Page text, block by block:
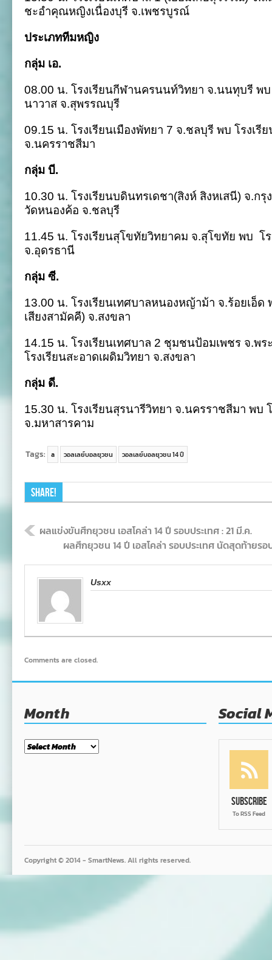
ชะอําคุณหญิงเนื่องบุรี จ.เพชรบูรณ์
ประเภททีมหญิง
กลุ่ม เอ.
08.00 น. โรงเรียนกีฬานครนนท์วิทยา จ.นนทุบรี พบ
นาวาส จ.สุพรรณบุรี
09.15 น. โรงเรียนเมืองพัทยา 7 จ.ชลบุรี พบ โรงเ
จ.นครราชสีมา
กลุ่ม บี.
10.30 น. โรงเรียนบดินทรเดชา(สิงห์ สิงหเสนี) จ.ก
วัดหนองค้อ จ.ชลบุรี
11.45 น. โรงเรียนสุโขทัยวิทยาคม จ.สุโขทัย พบ โ
จ.อุดรธานี
กลุ่ม ซี.
13.00 น. โรงเรียนเทศบาลหนองหญ้าม้า จ.ร้อยเอ็ด
เสียงสามัคคี) จ.สงขลา
14.15 น. โรงเรียนเทศบาล 2 ชุมชนป้อมเพชร จ.พ
โรงเรียนสะอาดเผดิมวิทยา จ.สงขลา
กลุ่ม ดี.
15.30 น. โรงเรียนสุรนารีวิทยา จ.นครราชสีมา พบ
จ.มหาสารคาม
Tags: a วอลเลย์บอลยุวชน วอลเลย์บอลยุวชน 14 ปี
Share!
ผลแข่งขันศึกยุวชน เอสโคล่า 14 ปี รอบประเทศ : 21 มี.ค.
ผลศึกยุวชน 14 ปี เอสโคล่า รอบประเทศ นัดสุดท้ายร
Usxx
Comments are closed.
Month
Month
Social
Subscribe
To RSS Feed
Copyright © 2014 - SmartNews. All rights reserved.